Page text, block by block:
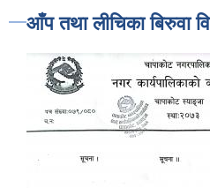
आँप तथा लीचिका बिरुवा